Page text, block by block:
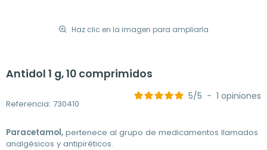
Haz clic en la imagen para ampliarla
Antidol 1 g, 10 comprimidos
Referencia: 730410
5/5 - 1 opiniones
Paracetamol, pertenece al grupo de medicamentos llamados
analgésicos y antipiréticos.